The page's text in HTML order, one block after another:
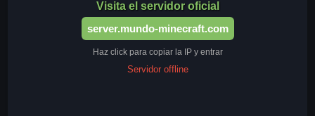
Visita el servidor oficial
server.mundo-minecraft.com
Haz click para copiar la IP y entrar
Servidor offline